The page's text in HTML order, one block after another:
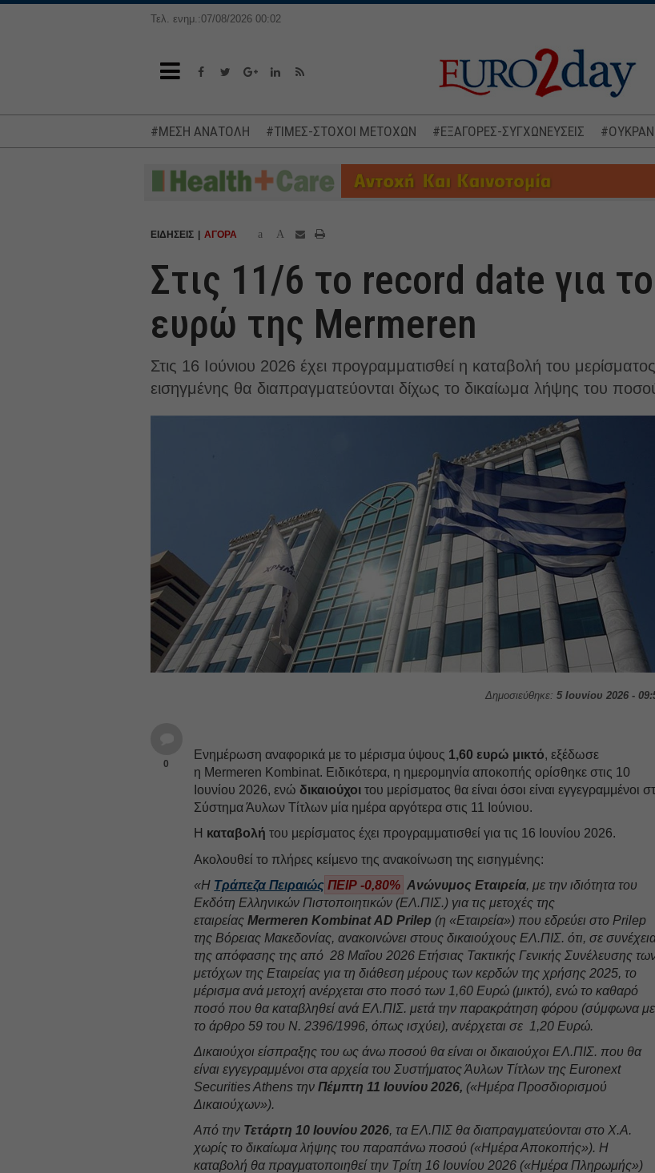
Τελ. ενημ.:07/08/2026 00:02
#ΜΕΣΗ ΑΝΑΤΟΛΗ #ΤΙΜΕΣ-ΣΤΟΧΟΙ ΜΕΤΟΧΩΝ #ΕΞΑΓΟΡΕΣ-ΣΥΓΧΩΝΕΥΣΕΙΣ
ΕΙΔΗΣΕΙΣ ΑΓΟΡΑ a A
Στις 11/6 το record date για
ευρώ της Mermeren
Στις 16 Ιούνιου 2026 έχει προγραμματισθεί η καταβολή του
εισηγμένης θα διαπραγματεύονται δίχως το δικαίωμα λήψης του
Δημοσιεύθηκε: 5 Ιουνίου 2026 -
0
Ενημέρωση αναφορικά με το μέρισμα ύψους 1,60 ευρώ μικτό, εξέδωσε
η Mermeren Kombinat. Ειδικότερα, η ημερομηνία αποκοπής ορίσθηκε στις 10
Ιουνίου 2026, ενώδικαιούχοι του μερίσματος θα είναι όσοι είναι εγγεγραμμένοι
Σύστημα Άυλων Τίτλων μία ημέρα αργότερα στις 11 Ιούνιου.
Η καταβολή του μερίσματος έχει προγραμματισθεί για τις 16 Ιουνίου 2026.
Ακολουθεί το πλήρες κείμενο της ανακοίνωση της εισηγμένης:
«Η Τράπεζα Πειραιώς ΠΕΙΡ -0,80% Ανώνυμος Εταιρεία, με την ιδιότητα του
Εκδότη Ελληνικών Πιστοποιητικών (ΕΛ.ΠΙΣ.) για τις μετοχές της
εταιρείαςMermeren Kombinat AD Prilep (η «Εταιρεία») που εδρεύει στο Prilep
της Βόρειας Μακεδονίας, ανακοινώνει στους δικαιούχους ΕΛ.ΠΙΣ. ότι, σε
της απόφασης της από 28 Μαΐου 2026 Ετήσιας Τακτικής Γενικής Συνέλευσης
μετόχων της Εταιρείας για τη διάθεση μέρους των κερδών της χρήσης 2025, το
μέρισμα ανά μετοχή ανέρχεται στο ποσό των 1,60 Ευρώ (μικτό), ενώ το καθαρό
ποσό που θα καταβληθεί ανά ΕΛ.ΠΙΣ. μετά την παρακράτηση φόρου (σύμφωνα με
το άρθρο 59 του Ν. 2396/1996, όπως ισχύει), ανέρχεται σε 1,20 Ευρώ.
Δικαιούχοι είσπραξης του ως άνω ποσού θα είναι οι δικαιούχοι ΕΛ.ΠΙΣ. που θα
είναι εγγεγραμμένοι στα αρχεία του Συστήματος Άυλων Τίτλων της Euronext
Securities Athens τηνΠέμπτη 11 Ιουνίου 2026, («Ημέρα Προσδιορισμού
Δικαιούχων»).
Από την Τετάρτη 10 Ιουνίου 2026, τα ΕΛ.ΠΙΣ θα διαπραγματεύονται στο Χ.Α.
χωρίς το δικαίωμα λήψης του παραπάνω ποσού («Ημέρα Αποκοπής»). Η
καταβολή θα πραγματοποιηθεί την Τρίτη 16 Ιουνίου 2026 («Ημέρα Πληρωμής»)